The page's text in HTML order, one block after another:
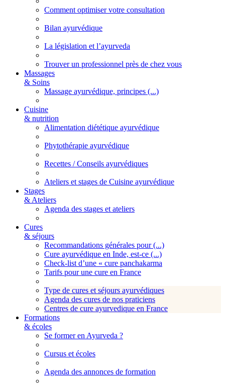
Comment optimiser votre consultation
Bilan ayurvédique
La législation et l’ayurveda
Trouver un professionnel près de chez vous
Massages
& Soins
Massage ayurvédique, principes (...)
Cuisine
& nutrition
Alimentation diététique ayurvédique
Phytothérapie ayurvédique
Recettes / Conseils ayurvédiques
Ateliers et stages de Cuisine ayurvédique
Stages
& Ateliers
Agenda des stages et ateliers
Cures
& séjours
Recommandations générales pour (...)
Cure ayurvédique en Inde, est-ce (...)
Check-list d’une « cure panchakarma
Tarifs pour une cure en France
Type de cures et séjours ayurvédiques
Agenda des cures de nos praticiens
Centres de cure ayurvedique en France
Formations
& écoles
Se former en Ayurveda ?
Cursus et écoles
Agenda des annonces de formation